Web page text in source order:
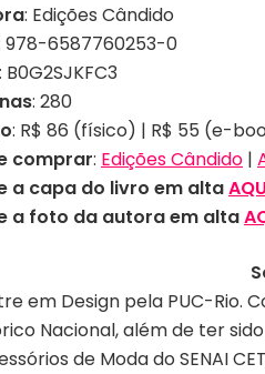
: Edições Cândido
978-6587760253-0
: B0G2SJKFC3
: 280
: R$ 86 (físico) | R$ 55 (e-
comprar: Edições Cândido |
a capa do livro em alta
a foto da autoraem alta
em Design pela PUC-Rio.
Nacional, além de ter
de Moda do SENAI